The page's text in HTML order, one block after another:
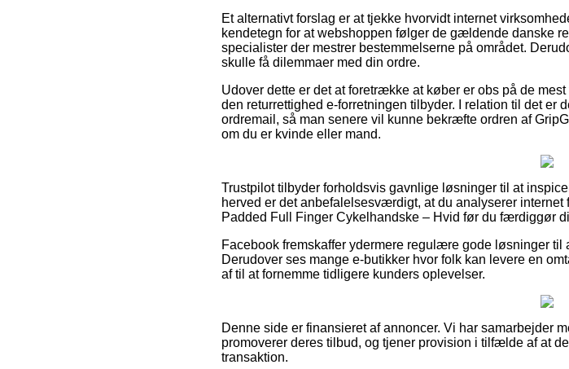
Et alternativt forslag er at tjekke hvorvidt internet
kendetegn for at webshoppen følger de gældende danske
specialister der mestrer bestemmelserne på området.
skulle få dilemmaer med din ordre.
Udover dette er det at foretrække at køber er obs på de
den returrettighed e-forretningen tilbyder. I relation til det er
ordremail, så man senere vil kunne bekræfte ordren af
om du er kvinde eller mand.
Trustpilot tilbyder forholdsvis gavnlige løsninger til at
herved er det anbefalelsesværdigt, at du analyserer
Padded Full Finger Cykelhandske – Hvid før du færdiggør
Facebook fremskaffer ydermere regulære gode løsninger til
Derudover ses mange e-butikker hvor folk kan levere en
af til at fornemme tidligere kunders oplevelser.
Denne side er finansieret af annoncer. Vi har samarbejder
promoverer deres tilbud, og tjener provision i tilfælde af at
transaktion.